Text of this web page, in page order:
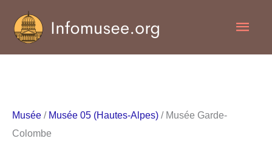
contenu
Musée / Musée 05 (Hautes-Alpes) / Musée Garde-
Colombe